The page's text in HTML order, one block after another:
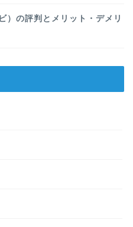
の評判とメリット・デメリ